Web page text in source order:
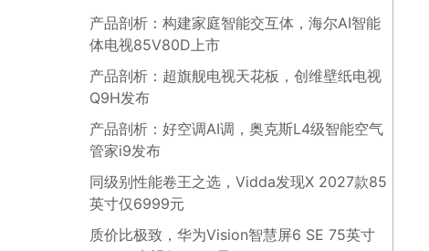
产品剖析：构建家庭智能交互体，海尔AI智能
体电视85V80D上市
产品剖析：超旗舰电视天花板，创维壁纸电视
Q9H发布
产品剖析：好空调AI调，奥克斯L4级智能空气
管家i9发布
同级别性能卷王之选，Vidda发现X 2027款85
英寸仅6999元
质价比极致，华为Vision智慧屏6 SE 75英寸